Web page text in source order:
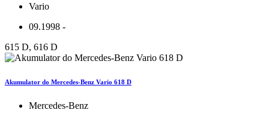
Vario
09.1998 -
615 D, 616 D
Akumulator do Mercedes-Benz Vario 618 D
Mercedes-Benz